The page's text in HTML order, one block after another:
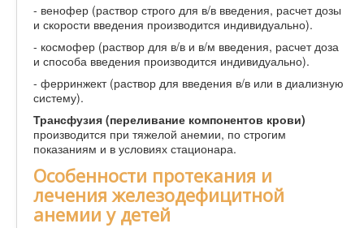
- венофер (раствор строго для в/в введения, расчет дозы
и скорости введения производится индивидуально).
- космофер (раствор для в/в и в/м введения, расчет доза
и способа введения производится индивидуально).
- ферринжект (раствор для введения в/в или в диализную
систему).
Трансфузия (переливание компонентов крови)
производится при тяжелой анемии, по строгим
показаниям и в условиях стационара.
Особенности протекания и
лечения железодефицитной
анемии у детей